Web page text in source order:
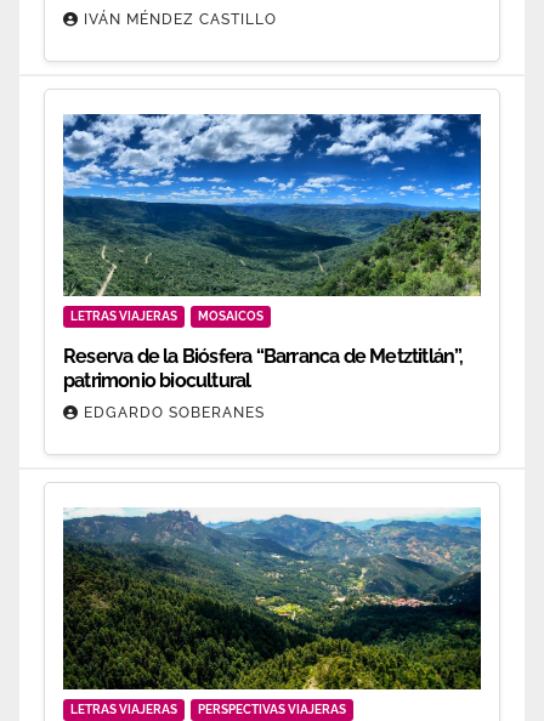
IVÁN MÉNDEZ CASTILLO
LETRAS VIAJERAS MOSAICOS
Reserva de la Biósfera “Barranca de Metztitlán”,
patrimonio biocultural
EDGARDO SOBERANES
LETRAS VIAJERAS PERSPECTIVAS VIAJERAS